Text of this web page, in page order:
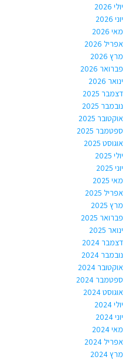
יולי 2026
יוני 2026
מאי 2026
אפריל 2026
מרץ 2026
פברואר 2026
ינואר 2026
דצמבר 2025
נובמבר 2025
אוקטובר 2025
ספטמבר 2025
אוגוסט 2025
יולי 2025
יוני 2025
מאי 2025
אפריל 2025
מרץ 2025
פברואר 2025
ינואר 2025
דצמבר 2024
נובמבר 2024
אוקטובר 2024
ספטמבר 2024
אוגוסט 2024
יולי 2024
יוני 2024
מאי 2024
אפריל 2024
מרץ 2024